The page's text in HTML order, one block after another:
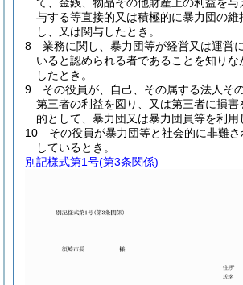
与する等直接的又は積極的に暴力団の維
し、又は関与したとき。
8 業務に関し、暴力団等が経営又は運営
いると認められる者であることを知りな
したとき。
9 その役員が、自己、その属する法人そ
第三者の利益を図り、又は第三者に損害
的として、暴力団又は暴力団員等を利用
10 その役員が暴力団等と社会的に非難さ
しているとき。
別記様式第1号(第3条関係)